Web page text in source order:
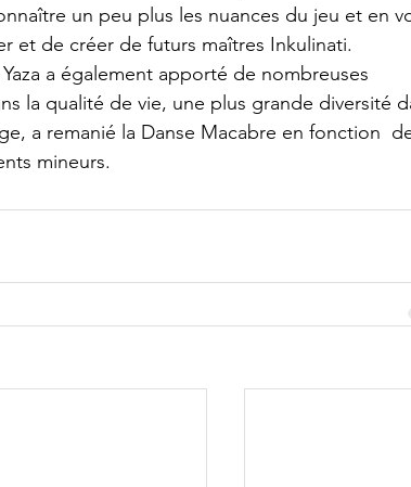
un peu plus les nuances du jeu et en
et de créer de futurs maîtres Inkulinati.
a également apporté de nombreuses
la qualité de vie, une plus grande diversité
a remanié la Danse Macabre en fonction
mineurs.